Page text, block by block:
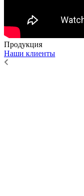
Продукция
Наши клиенты